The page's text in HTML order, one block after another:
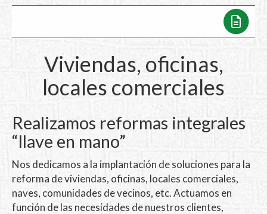
Viviendas, oficinas,
locales comerciales
Realizamos reformas integrales
“llave en mano”
Nos dedicamos a la implantación de soluciones para la
reforma de viviendas, oficinas, locales comerciales,
naves, comunidades de vecinos, etc. Actuamos en
función de las necesidades de nuestros clientes,